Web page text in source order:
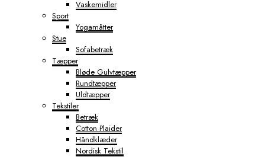
Vaskemidler
Sport
Yogamåtter
Stue
Sofabetræk
Tæpper
Bløde Gulvtæpper
Rundtæpper
Uldtæpper
Tekstiler
Betræk
Cotton Plaider
Håndklæder
Nordisk Tekstil